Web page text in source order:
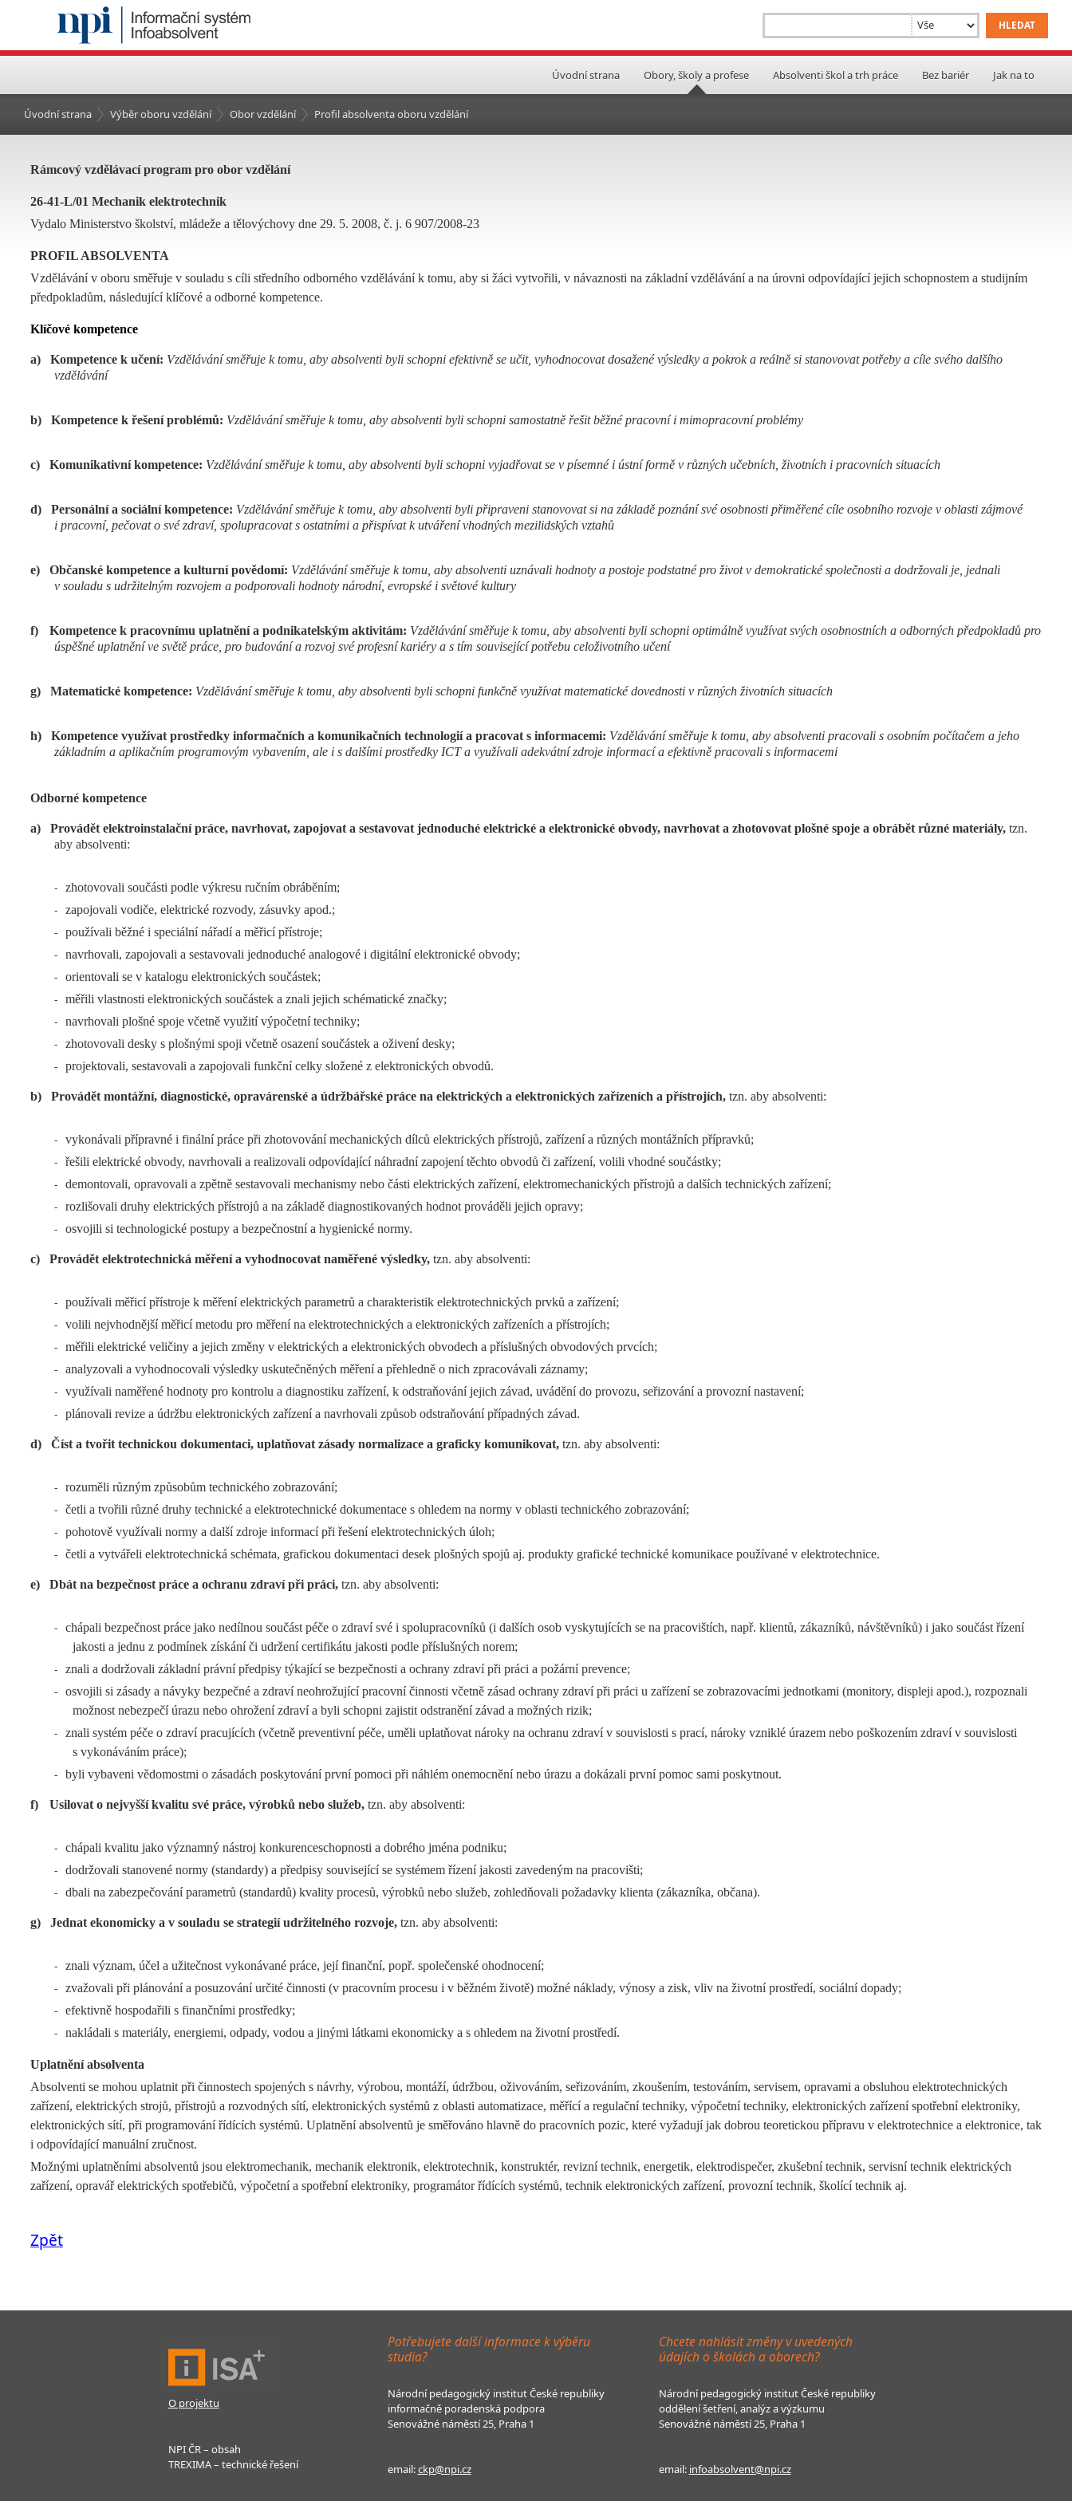
Úvodní strana Obory, školy a profese Absolventi škol a trh práce Bez bariér Jak na to
Úvodní strana Výběr oboru vzdělání Obor vzdělání Profil absolventa oboru vzdělání
Rámcový vzdělávací program pro obor vzdělání
26-41-L/01 Mechanik elektrotechnik
Vydalo Ministerstvo školství, mládeže a tělovýchovy dne 29. 5. 2008, č. j. 6 907/2008-23
PROFIL ABSOLVENTA
Vzdělávání v oboru směřuje v souladu s cíli středního odborného vzdělávání k tomu, aby si žáci vytvořili, v návaznosti na základní vzdělávání a na úrovni odpovídající jejich schopnostem a studijním
předpokladům, následující klíčové a odborné kompetence.
Klíčové kompetence
a) Kompetence k učení: Vzdělávání směřuje k tomu, aby absolventi byli schopni efektivně se učit, vyhodnocovat dosažené výsledky a pokrok a reálně si stanovovat potřeby a cíle svého dalšího
vzdělávání
b) Kompetence k řešení problémů: Vzdělávání směřuje k tomu, aby absolventi byli schopni samostatně řešit běžné pracovní i mimopracovní problémy
c) Komunikativní kompetence: Vzdělávání směřuje k tomu, aby absolventi byli schopni vyjadřovat se v písemné i ústní formě v různých učebních, životních i pracovních situacích
d) Personální a sociální kompetence: Vzdělávání směřuje k tomu, aby absolventi byli připraveni stanovovat si na základě poznání své osobnosti přiměřené cíle osobního rozvoje v oblasti zájmové
i pracovní, pečovat o své zdraví, spolupracovat s ostatními a přispívat k utváření vhodných mezilidských vztahů
e) Občanské kompetence a kulturní povědomí: Vzdělávání směřuje k tomu, aby absolventi uznávali hodnoty a postoje podstatné pro život v demokratické společnosti a dodržovali je, jednali
v souladu s udržitelným rozvojem a podporovali hodnoty národní, evropské i světové kultury
f) Kompetence k pracovnímu uplatnění a podnikatelským aktivitám: Vzdělávání směřuje k tomu, aby absolventi byli schopni optimálně využívat svých osobnostních a odborných předpokladů pro
úspěšné uplatnění ve světě práce, pro budování a rozvoj své profesní kariéry a s tím související potřebu celoživotního učení
g) Matematické kompetence: Vzdělávání směřuje k tomu, aby absolventi byli schopni funkčně využívat matematické dovednosti v různých životních situacích
h) Kompetence využívat prostředky informačních a komunikačních technologií a pracovat s informacemi: Vzdělávání směřuje k tomu, aby absolventi pracovali s osobním počítačem a jeho
základním a aplikačním programovým vybavením, ale i s dalšími prostředky ICT a využívali adekvátní zdroje informací a efektivně pracovali s informacemi
Odborné kompetence
a) Provádět elektroinstalační práce, navrhovat, zapojovat a sestavovat jednoduché elektrické a elektronické obvody, navrhovat a zhotovovat plošné spoje a obrábět různé materiály, tzn.
aby absolventi:
- zhotovovali součásti podle výkresu ručním obráběním;
- zapojovali vodiče, elektrické rozvody, zásuvky apod.;
- používali běžné i speciální nářadí a měřicí přístroje;
- navrhovali, zapojovali a sestavovali jednoduché analogové i digitální elektronické obvody;
- orientovali se v katalogu elektronických součástek;
- měřili vlastnosti elektronických součástek a znali jejich schématické značky;
- navrhovali plošné spoje včetně využití výpočetní techniky;
- zhotovovali desky s plošnými spoji včetně osazení součástek a oživení desky;
- projektovali, sestavovali a zapojovali funkční celky složené z elektronických obvodů.
b) Provádět montážní, diagnostické, opravárenské a údržbářské práce na elektrických a elektronických zařízeních a přístrojích, tzn. aby absolventi:
- vykonávali přípravné i finální práce při zhotovování mechanických dílců elektrických přístrojů, zařízení a různých montážních přípravků;
- řešili elektrické obvody, navrhovali a realizovali odpovídající náhradní zapojení těchto obvodů či zařízení, volili vhodné součástky;
- demontovali, opravovali a zpětně sestavovali mechanismy nebo části elektrických zařízení, elektromechanických přístrojů a dalších technických zařízení;
- rozlišovali druhy elektrických přístrojů a na základě diagnostikovaných hodnot prováděli jejich opravy;
- osvojili si technologické postupy a bezpečnostní a hygienické normy.
c) Provádět elektrotechnická měření a vyhodnocovat naměřené výsledky, tzn. aby absolventi:
- používali měřicí přístroje k měření elektrických parametrů a charakteristik elektrotechnických prvků a zařízení;
- volili nejvhodnější měřicí metodu pro měření na elektrotechnických a elektronických zařízeních a přístrojích;
- měřili elektrické veličiny a jejich změny v elektrických a elektronických obvodech a příslušných obvodových prvcích;
- analyzovali a vyhodnocovali výsledky uskutečněných měření a přehledně o nich zpracovávali záznamy;
- využívali naměřené hodnoty pro kontrolu a diagnostiku zařízení, k odstraňování jejich závad, uvádění do provozu, seřizování a provozní nastavení;
- plánovali revize a údržbu elektronických zařízení a navrhovali způsob odstraňování případných závad.
d) Číst a tvořit technickou dokumentaci, uplatňovat zásady normalizace a graficky komunikovat, tzn. aby absolventi:
- rozuměli různým způsobům technického zobrazování;
- četli a tvořili různé druhy technické a elektrotechnické dokumentace s ohledem na normy v oblasti technického zobrazování;
- pohotově využívali normy a další zdroje informací při řešení elektrotechnických úloh;
- četli a vytvářeli elektrotechnická schémata, grafickou dokumentaci desek plošných spojů aj. produkty grafické technické komunikace používané v elektrotechnice.
e) Dbát na bezpečnost práce a ochranu zdraví při práci, tzn. aby absolventi:
-
chápali bezpečnost práce jako nedílnou součást péče o zdraví své i spolupracovníků (i dalších osob vyskytujících se na pracovištích, např. klientů, zákazníků, návštěvníků) i jako součást řízení
jakosti a jednu z podmínek získání či udržení certifikátu jakosti podle příslušných norem;
- znali a dodržovali základní právní předpisy týkající se bezpečnosti a ochrany zdraví při práci a požární prevence;
-
osvojili si zásady a návyky bezpečné a zdraví neohrožující pracovní činnosti včetně zásad ochrany zdraví při práci u zařízení se zobrazovacími jednotkami (monitory, displeji apod.), rozpoznali
možnost nebezpečí úrazu nebo ohrožení zdraví a byli schopni zajistit odstranění závad a možných rizik;
-
znali systém péče o zdraví pracujících (včetně preventivní péče, uměli uplatňovat nároky na ochranu zdraví v souvislosti s prací, nároky vzniklé úrazem nebo poškozením zdraví v souvislosti
s vykonáváním práce);
- byli vybaveni vědomostmi o zásadách poskytování první pomoci při náhlém onemocnění nebo úrazu a dokázali první pomoc sami poskytnout.
f) Usilovat o nejvyšší kvalitu své práce, výrobků nebo služeb, tzn. aby absolventi:
- chápali kvalitu jako významný nástroj konkurenceschopnosti a dobrého jména podniku;
- dodržovali stanovené normy (standardy) a předpisy související se systémem řízení jakosti zavedeným na pracovišti;
- dbali na zabezpečování parametrů (standardů) kvality procesů, výrobků nebo služeb, zohledňovali požadavky klienta (zákazníka, občana).
g) Jednat ekonomicky a v souladu se strategií udržitelného rozvoje, tzn. aby absolventi:
- znali význam, účel a užitečnost vykonávané práce, její finanční, popř. společenské ohodnocení;
- zvažovali při plánování a posuzování určité činnosti (v pracovním procesu i v běžném životě) možné náklady, výnosy a zisk, vliv na životní prostředí, sociální dopady;
- efektivně hospodařili s finančními prostředky;
- nakládali s materiály, energiemi, odpady, vodou a jinými látkami ekonomicky a s ohledem na životní prostředí.
Uplatnění absolventa
Absolventi se mohou uplatnit při činnostech spojených s návrhy, výrobou, montáží, údržbou, oživováním, seřizováním, zkoušením, testováním, servisem, opravami a obsluhou elektrotechnických
zařízení, elektrických strojů, přístrojů a rozvodných sítí, elektronických systémů z oblasti automatizace, měřící a regulační techniky, výpočetní techniky, elektronických zařízení spotřební elektroniky,
elektronických sítí, při programování řídících systémů. Uplatnění absolventů je směřováno hlavně do pracovních pozic, které vyžadují jak dobrou teoretickou přípravu v elektrotechnice a elektronice, tak
i odpovídající manuální zručnost.
Možnými uplatněními absolventů jsou elektromechanik, mechanik elektronik, elektrotechnik, konstruktér, revizní technik, energetik, elektrodispečer, zkušební technik, servisní technik elektrických
zařízení, opravář elektrických spotřebičů, výpočetní a spotřební elektroniky, programátor řídících systémů, technik elektronických zařízení, provozní technik, školící technik aj.
Zpět
O projektu
NPI ČR – obsah
TREXIMA – technické řešení
Potřebujete další informace k výběru
studia?
Národní pedagogický institut České republiky
informačně poradenská podpora
Senovážné náměstí 25, Praha 1
email:ckp@npi.cz
Chcete nahlásit změny v uvedených
údajích o školách a oborech?
Národní pedagogický institut České republiky
oddělení šetření, analýz a výzkumu
Senovážné náměstí 25, Praha 1
email: infoabsolvent@npi.cz